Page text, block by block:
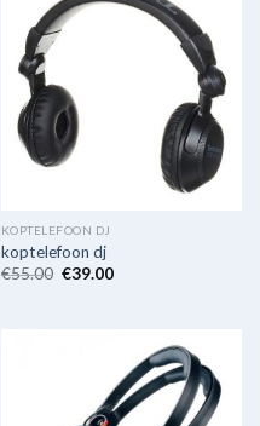
KOPTELEFOON DJ
koptelefoon dj
€55.00 €39.00